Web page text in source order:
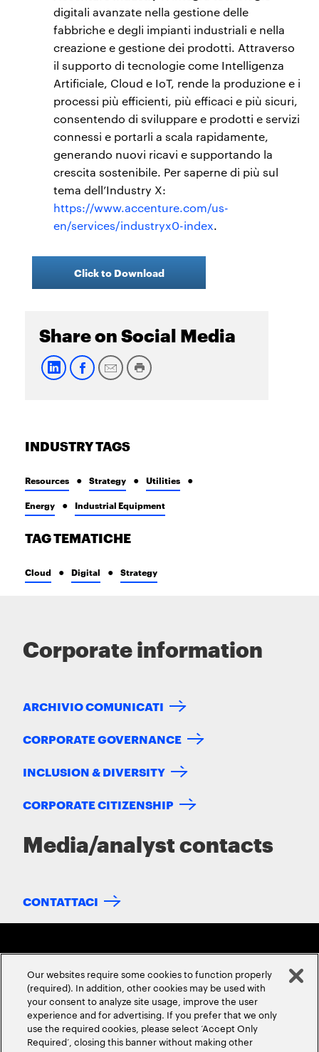
digitali avanzate nella gestione delle
fabbriche e degli impianti industriali e nella
creazione e gestione dei prodotti. Attraverso
il supporto di tecnologie come Intelligenza
Artificiale, Cloud e IoT, rende la produzione e i
processi più efficienti, più efficaci e più sicuri,
consentendo di sviluppare e prodotti e servizi
connessi e portarli a scala rapidamente,
generando nuovi ricavi e supportando la
crescita sostenibile. Per saperne di più sul
tema dell’Industry X:
https://www.accenture.com/us-
en/services/industryx0-index.
Click to Download
Share on Social Media
INDUSTRY TAGS
Resources Strategy Utilities
Energy Industrial Equipment
TAG TEMATICHE
Cloud Digital Strategy
Corporate information
ARCHIVIO COMUNICATI
CORPORATE GOVERNANCE
INCLUSION & DIVERSITY
CORPORATE CITIZENSHIP
Media/analyst contacts
CONTATTACI
ABOUT USCONTACT US CAREERSLOCATIONS
Our websites require some cookies to function properly
(required). In addition, other cookies may be used with
your consent to analyze site usage, improve the user
experience and for advertising. If you prefer that we only
use the required cookies, please select ‘Accept Only
Required’, closing this banner without making other